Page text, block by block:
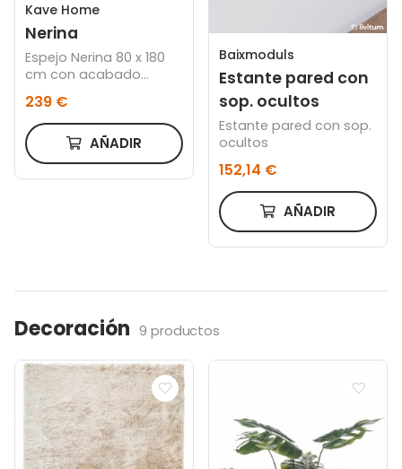
Kave Home
Nerina
Espejo Nerina 80 x 180
cm con acabado
natural
239 €
AÑADIR
Baixmoduls
Estante pared con
sop. ocultos
Estante pared con sop.
ocultos
152,14 €
AÑADIR
Decoración 9 productos